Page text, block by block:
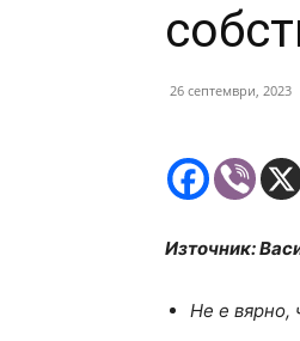
26 септември, 2023
Източник:
Не е вярно,